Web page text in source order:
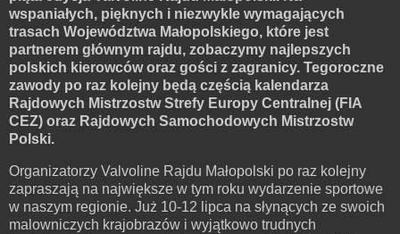
wspaniałych, pięknych i niezwykle wymagających
trasach Województwa Małopolskiego, które jest
partnerem głównym rajdu, zobaczymy najlepszych
polskich kierowców oraz gości z zagranicy. Tegoroczne
zawody po raz kolejny będą częścią kalendarza
Rajdowych Mistrzostw Strefy Europy Centralnej (FIA
CEZ) oraz Rajdowych Samochodowych Mistrzostw
Polski.
Organizatorzy Valvoline Rajdu Małopolski po raz kolejny
zapraszają na największe w tym roku wydarzenie sportowe
w naszym regionie. Już 10-12 lipca na słynących ze swoich
malowniczych krajobrazów i wyjątkowo trudnych